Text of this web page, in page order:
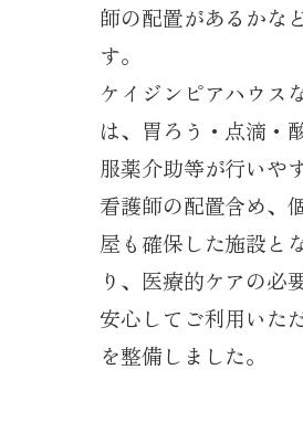
師の配置があるかな
す。
ケイジンピアハウス
は、胃ろう・点滴・
服薬介助等が行いや
看護師の配置含め、
屋も確保した施設と
り、医療的ケアの必
安心してご利用いた
を整備しました。